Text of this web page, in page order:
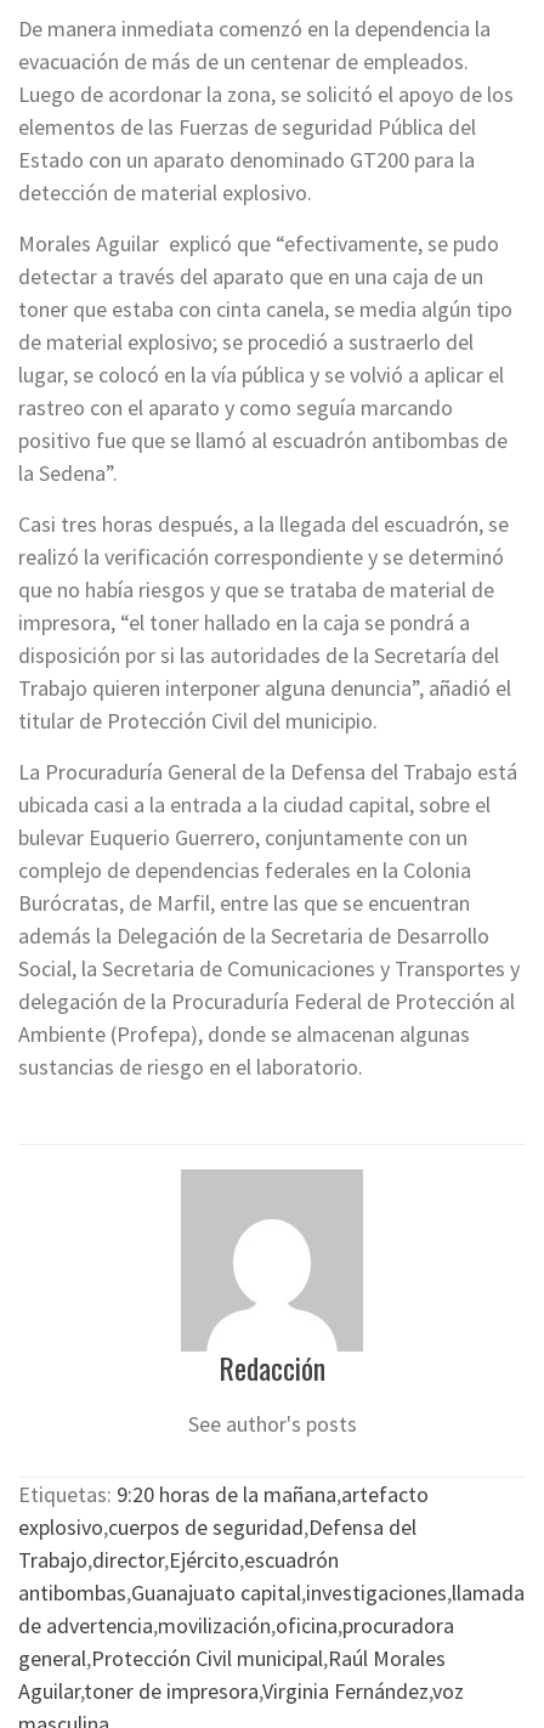
De manera inmediata comenzó en la dependencia la
evacuación de más de un centenar de empleados.
Luego de acordonar la zona, se solicitó el apoyo de los
elementos de las Fuerzas de seguridad Pública del
Estado con un aparato denominado GT200 para la
detección de material explosivo.
Morales Aguilar explicó que “efectivamente, se pudo
detectar a través del aparato que en una caja de un
toner que estaba con cinta canela, se media algún tipo
de material explosivo; se procedió a sustraerlo del
lugar, se colocó en la vía pública y se volvió a aplicar el
rastreo con el aparato y como seguía marcando
positivo fue que se llamó al escuadrón antibombas de
la Sedena”.
Casi tres horas después, a la llegada del escuadrón, se
realizó la verificación correspondiente y se determinó
que no había riesgos y que se trataba de material de
impresora, “el toner hallado en la caja se pondrá a
disposición por si las autoridades de la Secretaría del
Trabajo quieren interponer alguna denuncia”, añadió el
titular de Protección Civil del municipio.
La Procuraduría General de la Defensa del Trabajo está
ubicada casi a la entrada a la ciudad capital, sobre el
bulevar Euquerio Guerrero, conjuntamente con un
complejo de dependencias federales en la Colonia
Burócratas, de Marfil, entre las que se encuentran
además la Delegación de la Secretaria de Desarrollo
Social, la Secretaria de Comunicaciones y Transportes y
delegación de la Procuraduría Federal de Protección al
Ambiente (Profepa), donde se almacenan algunas
sustancias de riesgo en el laboratorio.
Redacción
See author's posts
Etiquetas: 9:20 horas de la mañana,artefacto
explosivo,cuerpos de seguridad,Defensa del
Trabajo,director,Ejército,escuadrón
antibombas,Guanajuato capital,investigaciones,llamada
de advertencia,movilización,oficina,procuradora
general,Protección Civil municipal,Raúl Morales
Aguilar,toner de impresora,Virginia Fernández,voz